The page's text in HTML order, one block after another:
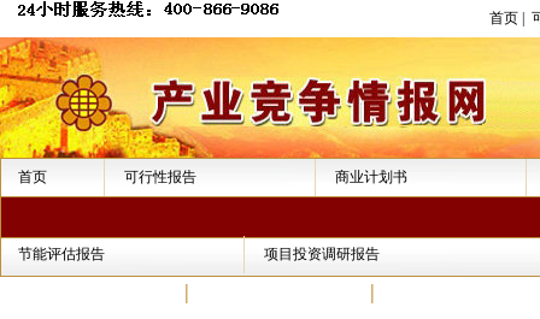
首页
首页 可行性报告 商业计划书
节能评估报告 项目投资调研报告